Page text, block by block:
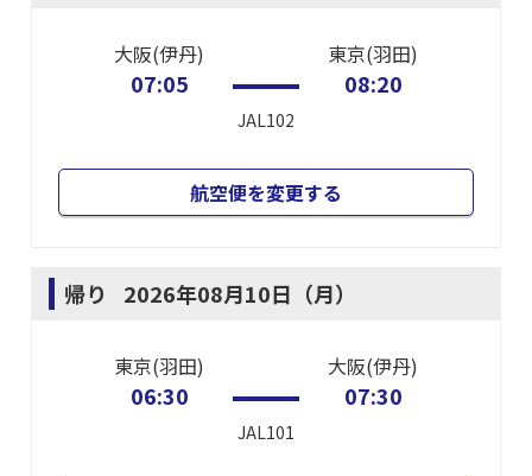
大阪(伊丹)
07:05
JAL102
東京(羽田)
08:20
航空便を変更する
帰り 2026年08月10日（月）
東京(羽田)
06:30
JAL101
大阪(伊丹)
07:30